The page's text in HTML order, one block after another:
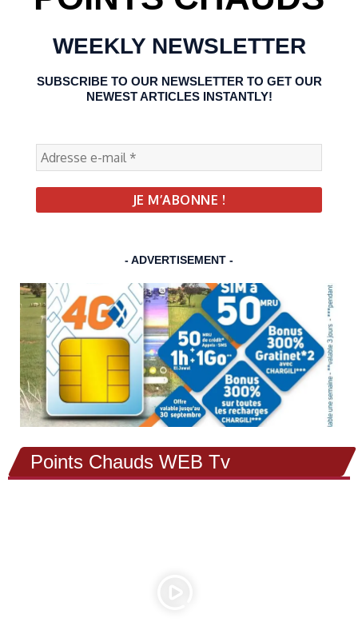
WEEKLY NEWSLETTER
SUBSCRIBE TO OUR NEWSLETTER TO GET OUR
NEWEST ARTICLES INSTANTLY!
- ADVERTISEMENT -
Points Chauds WEB Tv